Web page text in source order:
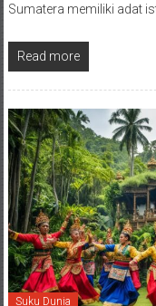
Sumatera memiliki adat
Read more
Suku Dunia